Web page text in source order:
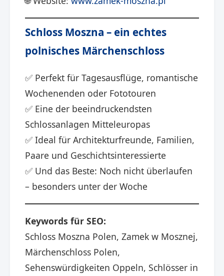
Schloss Moszna – ein echtes
polnisches Märchenschloss
✅ Perfekt für Tagesausflüge, romantische
Wochenenden oder Fototouren
✅ Eine der beeindruckendsten
Schlossanlagen Mitteleuropas
✅ Ideal für Architekturfreunde, Familien,
Paare und Geschichtsinteressierte
✅ Und das Beste: Noch nicht überlaufen
– besonders unter der Woche
Keywords für SEO:
Schloss Moszna Polen, Zamek w Mosznej,
Märchenschloss Polen,
Sehenswürdigkeiten Oppeln, Schlösser in